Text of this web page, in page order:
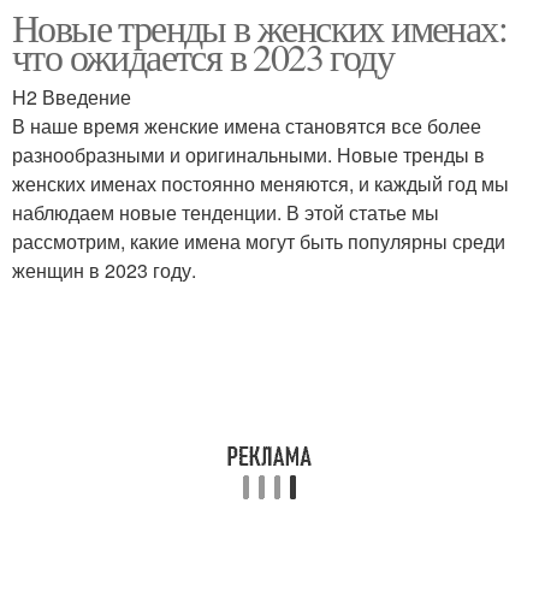
Новые тренды в женских именах:
что ожидается в 2023 году
H2 Введение
В наше время женские имена становятся все более
разнообразными и оригинальными. Новые тренды в
женских именах постоянно меняются, и каждый год мы
наблюдаем новые тенденции. В этой статье мы
рассмотрим, какие имена могут быть популярны среди
женщин в 2023 году.